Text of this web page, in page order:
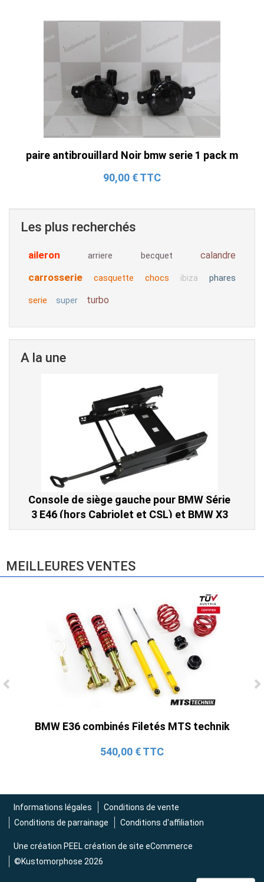
paire antibrouillard Noir bmw serie 1 pack m
90,00 € TTC
Les plus recherchés
aileron arriere becquet calandre
carrosserie casquette chocs ibiza phares
serie super turbo
A la une
Ligne Cat-Back Active 4 Sorties avec
(2015-2023)
2 690,00 € TTC
Console de siège gauche pour BMW Série
3 E46 (hors Cabriolet et CSL) et BMW X3
E83 (2004-2010)
MEILLEURES VENTES
BMW E36 combinés Filetés MTS technik
540,00 € TTC
Informations légales
Conditions de vente
Conditions de parrainage
Conditions d'affiliation
Une création PEEL création de site eCommerce
©Kustomorphose 2026